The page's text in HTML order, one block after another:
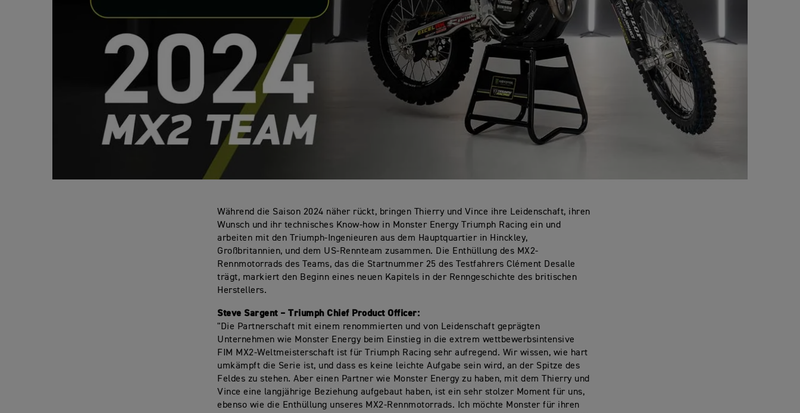
Während die Saison 2024 näher rückt, bringen Thierry und Vince ihre Leidenschaft, ihren
Wunsch und ihr technisches Know-how in Monster Energy Triumph Racing ein und
arbeiten mit den Triumph-Ingenieuren aus dem Hauptquartier in Hinckley,
Großbritannien, und dem US-Rennteam zusammen. Die Enthüllung des MX2-
Rennmotorrads des Teams, das die Startnummer 25 des Testfahrers Clément Desalle
trägt, markiert den Beginn eines neuen Kapitels in der Renngeschichte des britischen
Herstellers.
Steve Sargent – Triumph Chief Product Officer:
"Die Partnerschaft mit einem renommierten und von Leidenschaft geprägten
Unternehmen wie Monster Energy beim Einstieg in die extrem wettbewerbsintensive
FIM MX2-Weltmeisterschaft ist für Triumph Racing sehr aufregend. Wir wissen, wie hart
umkämpft die Serie ist, und dass es keine leichte Aufgabe sein wird, an der Spitze des
Feldes zu stehen. Aber einen Partner wie Monster Energy zu haben, mit dem Thierry und
Vince eine langjährige Beziehung aufgebaut haben, ist ein sehr stolzer Moment für uns,
ebenso wie die Enthüllung unseres MX2-Rennmotorrads. Ich möchte Monster für ihren